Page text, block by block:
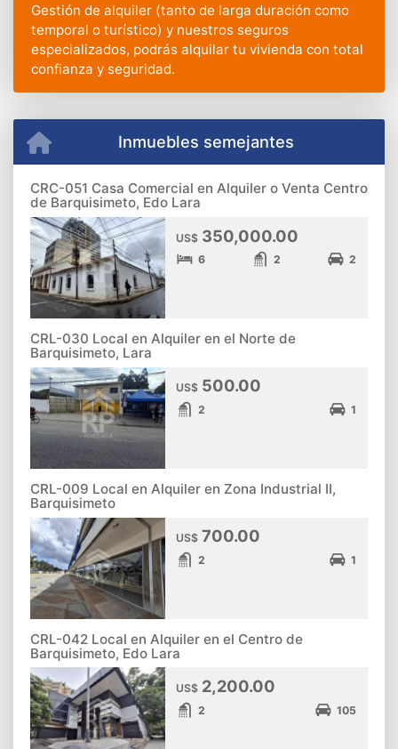
Gestión de alquiler (tanto de larga duración como
temporal o turístico) y nuestros seguros
especializados, podrás alquilar tu vivienda con total
confianza y seguridad.
Inmuebles semejantes
CRC-051 Casa Comercial en Alquiler o Venta Centro
de Barquisimeto, Edo Lara
US$ 350,000.00
6 2 2
CRL-030 Local en Alquiler en el Norte de
Barquisimeto, Lara
US$ 500.00
2 1
CRL-009 Local en Alquiler en Zona Industrial II,
Barquisimeto
US$ 700.00
2 1
CRL-042 Local en Alquiler en el Centro de
Barquisimeto, Edo Lara
US$ 2,200.00
2 105